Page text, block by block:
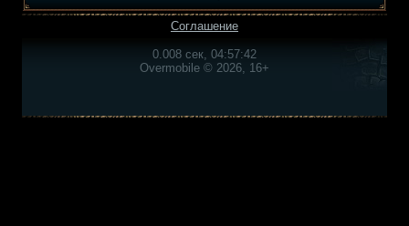
Соглашение
0.008 сек, 04:57:42
Overmobile © 2026, 16+